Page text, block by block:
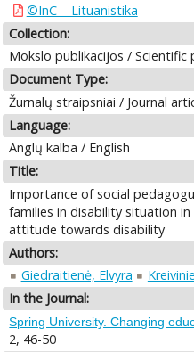
©InC – Lituanistika
Collection:
Mokslo publikacijos / Scientific
Document Type:
Žurnalų straipsniai / Journal
Language:
Anglų kalba / English
Title:
Importance of social
families in disability situation
attitude towards disability
Authors:
Giedraitienė, Elvyra
In the Journal:
Spring University. Changing
2, 46-50